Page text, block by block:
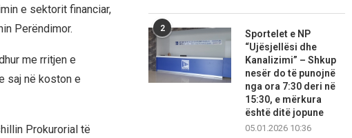
e sektorit financiar,
Perëndimor.
me rritjen e
saj në koston e
Prokurorial të
2
Sportelet e NP
“Ujësjellësi dhe
Kanalizimi” – Shkup
nesër do të punojnë
nga ora 7:30 deri në
15:30, e mërkura
është ditë jopune
05.01.2026 10:36